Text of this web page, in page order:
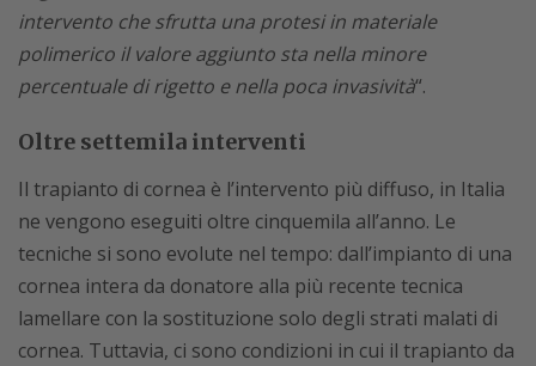
intervento che sfrutta una protesi in materiale
polimerico il valore aggiunto sta nella minore
percentuale di rigetto e nella poca invasività“.
Oltre settemila interventi
Il trapianto di cornea è l’intervento più diffuso, in Italia
ne vengono eseguiti oltre cinquemila all’anno. Le
tecniche si sono evolute nel tempo: dall’impianto di una
cornea intera da donatore alla più recente tecnica
lamellare con la sostituzione solo degli strati malati di
cornea. Tuttavia, ci sono condizioni in cui il trapianto da